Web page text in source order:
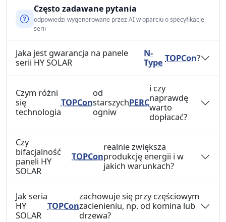
Często zadawane pytania
odpowiedzi wygenerowane przez AI w oparciu o specyfikację
serii
Jaka jest gwarancja na panele
serii HY SOLAR
N-
Type TOPCon?
Czym różni
się
technologia
TOPCon
od
starszych
ogniw
PERC
i czy
naprawdę
warto
dopłacać?
Czy
bifacjalność
paneli HY
SOLAR
TOPCon
realnie zwiększa
produkcję energii i w
jakich warunkach?
Jak seria
HY
SOLAR
TOPCon
zachowuje się przy częściowym
zacienieniu, np. od komina lub
drzewa?